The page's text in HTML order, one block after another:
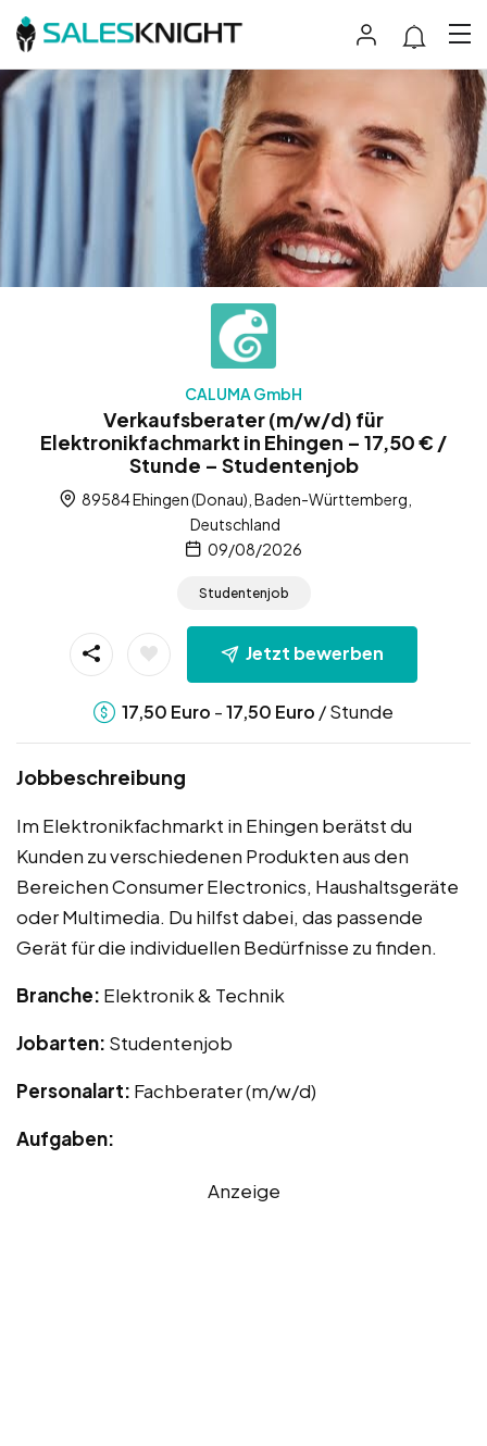
CALUMA GmbH
Verkaufsberater (m/w/d) für
Elektronikfachmarkt in Ehingen – 17,50 € /
Stunde – Studentenjob
89584 Ehingen (Donau), Baden-Württemberg,
Deutschland
09/08/2026
Studentenjob
Jetzt bewerben
17,50 Euro -17,50 Euro / Stunde
Jobbeschreibung
Im Elektronikfachmarkt in Ehingen berätst du
Kunden zu verschiedenen Produkten aus den
Bereichen Consumer Electronics, Haushaltsgeräte
oder Multimedia. Du hilfst dabei, das passende
Gerät für die individuellen Bedürfnisse zu finden.
Branche: Elektronik & Technik
Jobarten: Studentenjob
Personalart: Fachberater (m/w/d)
Aufgaben:
Anzeige